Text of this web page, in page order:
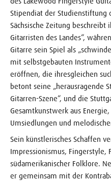
Stipendiat der Studienstiftung
Sächsische Zeitung beschreibt
Gitarristen des Landes“,
Gitarre sein Spiel als
mit selbstgebauten
eröffnen, die ihresgleichen
betont seine „herausragende
Gitarren-Szene“, und die
Gesamtkunstwerk aus
Umsiedlungen und
Sein künstlerisches Schaffen
Impressionismus, Fingerstyle,
südamerikanischer Folklore.
er gemeinsam mit der